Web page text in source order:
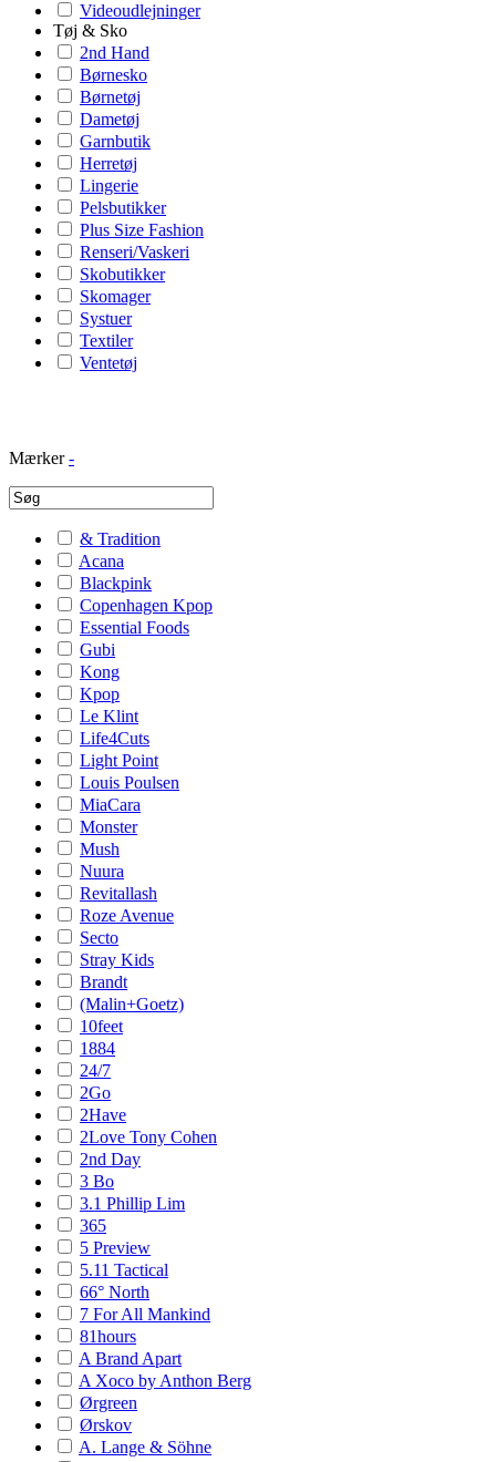
Videoudlejninger
Tøj & Sko
2nd Hand
Børnesko
Børnetøj
Dametøj
Garnbutik
Herretøj
Lingerie
Pelsbutikker
Plus Size Fashion
Renseri/Vaskeri
Skobutikker
Skomager
Systuer
Textiler
Ventetøj
Mærker -
& Tradition
Acana
Blackpink
Copenhagen Kpop
Essential Foods
Gubi
Kong
Kpop
Le Klint
Life4Cuts
Light Point
Louis Poulsen
MiaCara
Monster
Mush
Nuura
Revitallash
Roze Avenue
Secto
Stray Kids
Brandt
(Malin+Goetz)
10feet
1884
24/7
2Go
2Have
2Love Tony Cohen
2nd Day
3 Bo
3.1 Phillip Lim
365
5 Preview
5.11 Tactical
66° North
7 For All Mankind
81hours
A Brand Apart
A Xoco by Anthon Berg
Ørgreen
Ørskov
A. Lange & Söhne